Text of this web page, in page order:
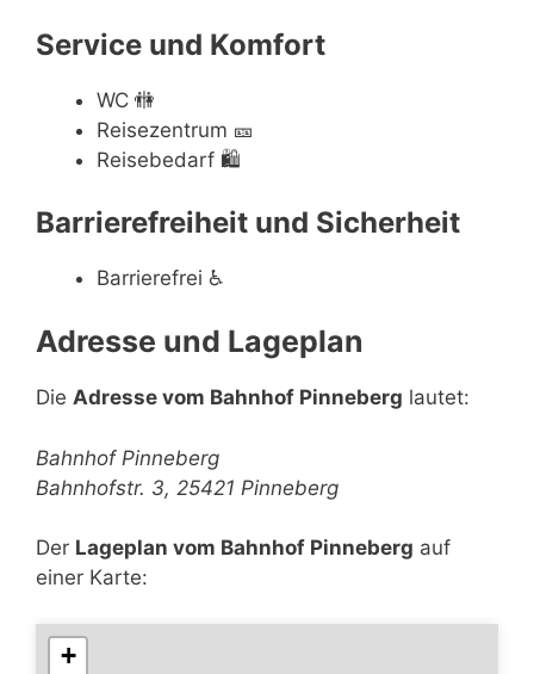
Service und Komfort
WC 🚻
Reisezentrum 🎫
Reisebedarf 🛍
Barrierefreiheit und Sicherheit
Barrierefrei ♿
Adresse und Lageplan
Die Adresse vom Bahnhof Pinneberg lautet:
Bahnhof Pinneberg
Bahnhofstr. 3, 25421 Pinneberg
Der Lageplan vom Bahnhof Pinneberg auf
einer Karte:
+